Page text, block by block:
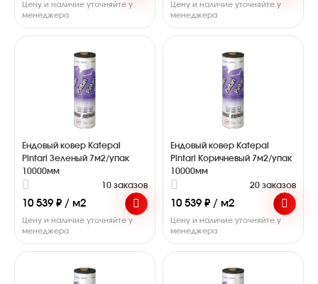
Цену и наличие уточняйте у
менеджера
Цену и наличие уточняйте у
менеджера
Ендовый ковер Katepal
Pintari Зеленый 7м2/упак
10000мм
10 заказов
10 539 ₽ / м2
Цену и наличие уточняйте у
менеджера
Ендовый ковер Katepal
Pintari Коричневый 7м2/упак
10000мм
20 заказов
10 539 ₽ / м2
Цену и наличие уточняйте у
менеджера